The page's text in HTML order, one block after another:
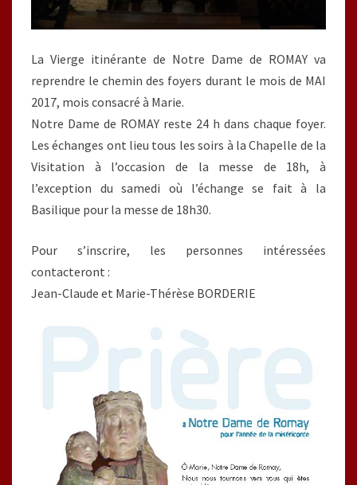
La Vierge itinérante de Notre Dame de ROMAY va
reprendre le chemin des foyers durant le mois de MAI
2017, mois consacré à Marie.
Notre Dame de ROMAY reste 24 h dans chaque foyer.
Les échanges ont lieu tous les soirs à la Chapelle de la
Visitation à l’occasion de la messe de 18h, à
l’exception du samedi où l’échange se fait à la
Basilique pour la messe de 18h30.
Pour s’inscrire, les personnes intéressées
contacteront :
Jean-Claude et Marie-Thérèse BORDERIE